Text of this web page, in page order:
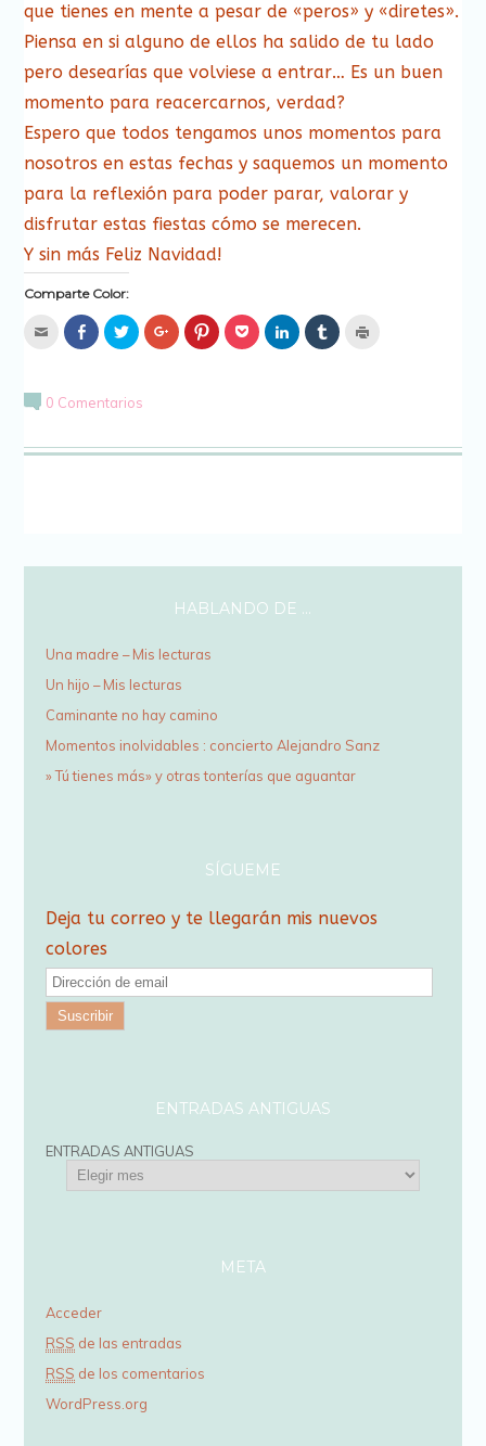
que tienes en mente a pesar de «peros» y «diretes».
Piensa en si alguno de ellos ha salido de tu lado
pero desearías que volviese a entrar… Es un buen
momento para reacercarnos, verdad?
Espero que todos tengamos unos momentos para
nosotros en estas fechas y saquemos un momento
para la reflexión para poder parar, valorar y
disfrutar estas fiestas cómo se merecen.
Y sin más Feliz Navidad!
Comparte Color:
Hac
clic
para
correo
electrónico
amigo
(Se
Haz
clic
para
Facebook
(Se
una
ventana
Haz
clic
para
(Se
una
ventana
Haz
clic
para
una
ventana
Haz
clic
para
una
ventana
Haz
clic
para
una
ventana
Haz
clic
para
una
ventana
Haz
clic
una
ventana
nueva)
0 Comentarios
HABLANDO DE …
Una madre – Mis lecturas
Un hijo – Mis lecturas
Caminante no hay camino
Momentos inolvidables : concierto Alejandro Sanz
» Tú tienes más» y otras tonterías que aguantar
SÍGUEME
Deja tu correo y te llegarán mis nuevos
colores
D
i
e
m
a
i
ENTRADAS ANTIGUAS
ENTRADAS ANTIGUAS
META
Acceder
RSS de las entradas
RSS de los comentarios
WordPress.org